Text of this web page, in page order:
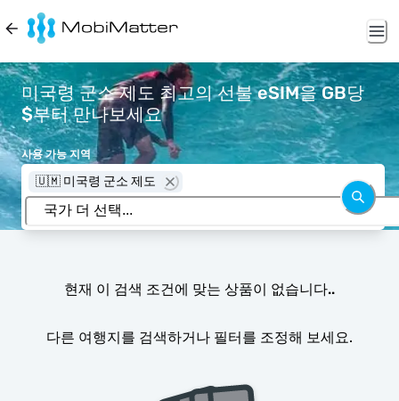
미국령 군소 제도 최고의 선불 eSIM을 GB당
$부터 만나보세요
사용 가능 지역
🇺🇲 미국령 군소 제도
현재 이 검색 조건에 맞는 상품이 없습니다..
다른 여행지를 검색하거나 필터를 조정해 보세요.